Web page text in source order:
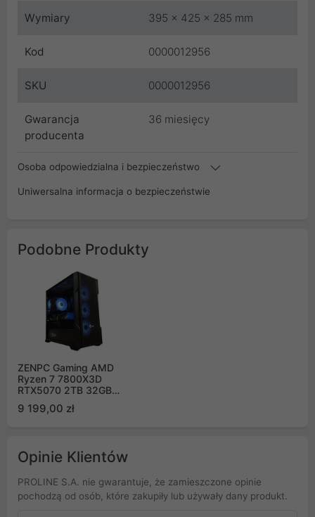
Wymiary 395 x 425 x 285 mm
Kod 0000012956
SKU 0000012956
Gwarancja
producenta
36 miesięcy
Osoba odpowiedzialna i bezpieczeństwo
Uniwersalna informacja o bezpieczeństwie
Podobne Produkty
ZENPC Gaming AMD
Ryzen 7 7800X3D
RTX5070 2TB 32GB
DLSS 4
9 199,00 zł
Opinie Klientów
PROLINE S.A. nie gwarantuje, że zamieszczone opinie
pochodzą od osób, które zakupiły lub używały dany produkt.